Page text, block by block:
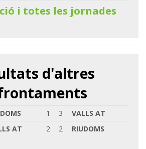
i totes les jornades
d'altres
1 3
VALLS AT
AT 2 2 RIUDOMS